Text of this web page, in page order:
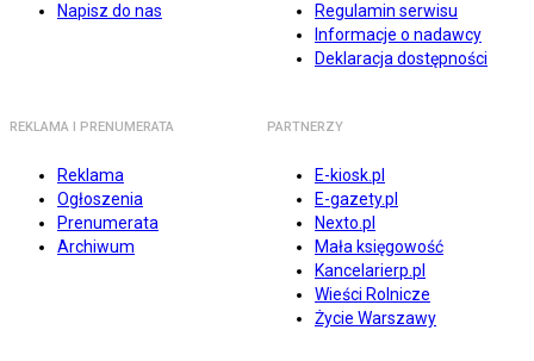
Napisz do nas
Regulamin serwisu
Informacje o nadawcy
Deklaracja dostępności
REKLAMA I PRENUMERATA
Reklama
Ogłoszenia
Prenumerata
Archiwum
PARTNERZY
E-kiosk.pl
E-gazety.pl
Nexto.pl
Mała księgowość
Kancelarierp.pl
Wieści Rolnicze
Życie Warszawy